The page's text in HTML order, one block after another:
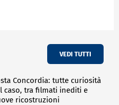
VEDI TUTTI
Concordia: tutte curiosità
caso, tra filmati inediti e
ricostruzioni